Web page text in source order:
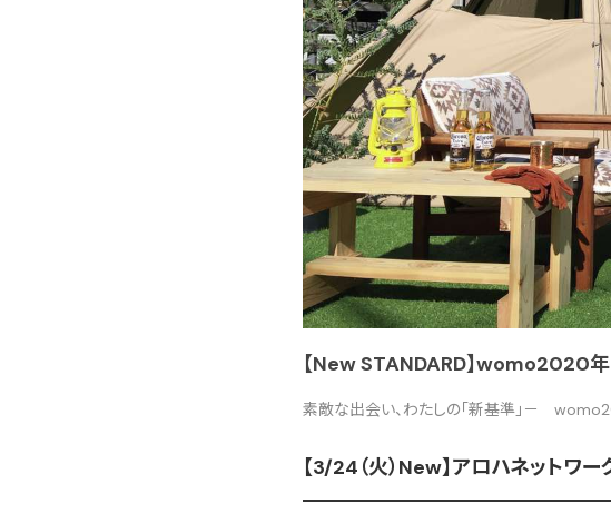
【New STANDARD】womo2020
素敵な出会い、わたしの「新基準」－
【3/24（火）New】アロハネットワ